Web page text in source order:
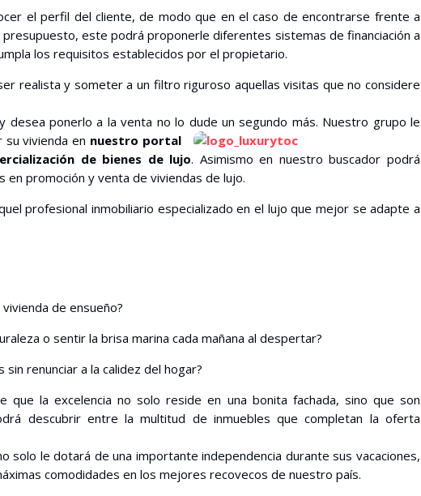
el perfil del cliente, de modo que en el caso de encontrarse frente a
este podrá proponerle diferentes sistemas de financiación a
los requisitos establecidos por el propietario.
realista y someter a un filtro riguroso aquellas visitas que no considere
desea ponerlo a la venta no lo dude un segundo más. Nuestro grupo le
su vivienda en nuestro portal
de bienes de lujo. Asimismo en nuestro buscador podrá
promoción y venta de viviendas de lujo.
profesional inmobiliario especializado en el lujo que mejor se adapte a
de ensueño?
o sentir la brisa marina cada mañana al despertar?
renunciar a la calidez del hogar?
que la excelencia no solo reside en una bonita fachada, sino que son
descubrir entre la multitud de inmuebles que completan la oferta
solo le dotará de una importante independencia durante sus vacaciones,
comodidades en los mejores recovecos de nuestro país.